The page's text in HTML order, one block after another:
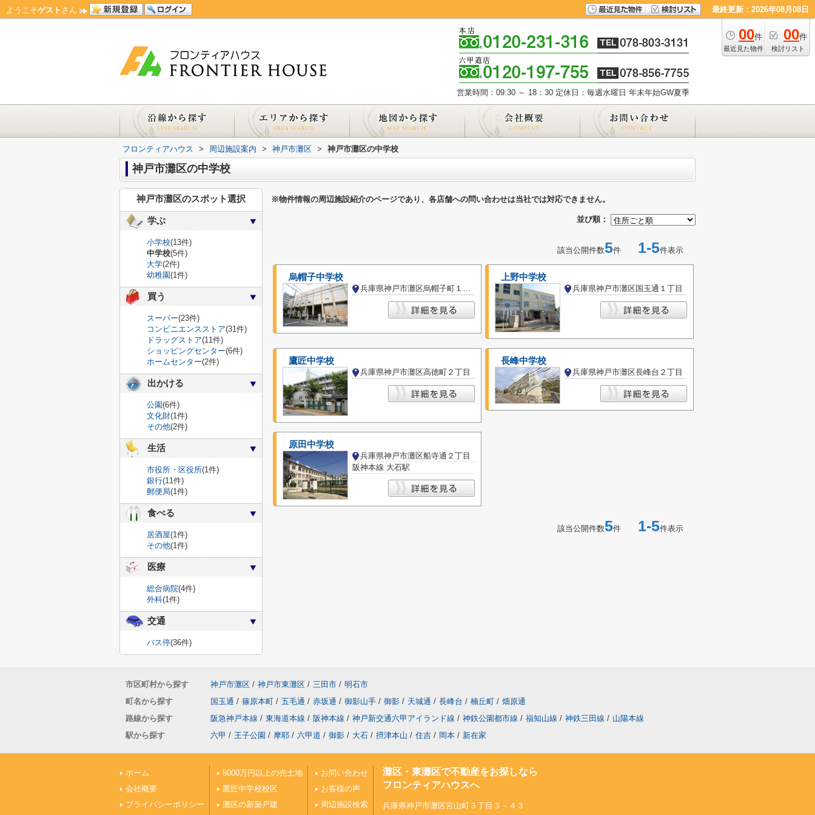
ようこそゲスト さん 最終更新：2026年08月08日
00件
最近見た物件
00件
検討リスト
営業時間：09:30 ～ 18：30 定休日：毎週水曜日 年末年始GW夏季
フロンティアハウス > 周辺施設案内 > 神戸市灘区 > 神戸市灘区の中学校
神戸市灘区の中学校
※物件情報の周辺施設紹介のページであり、各店舗への問い合わせは当社では対応できません。
並び順：
該当公開件数5件 1-5件表示
烏帽子中学校
兵庫県神戸市灘区烏帽子町１丁目
上野中学校
兵庫県神戸市灘区国玉通１丁目
鷹匠中学校
兵庫県神戸市灘区高徳町２丁目
長峰中学校
兵庫県神戸市灘区長峰台２丁目
原田中学校
兵庫県神戸市灘区船寺通２丁目
阪神本線 大石駅
該当公開件数5件 1-5件表示
神戸市灘区のスポット選択
学ぶ
小学校(13件)
中学校(5件)
大学(2件)
幼稚園(1件)
買う
スーパー(23件)
コンビニエンスストア(31件)
ドラッグストア(11件)
ショッピングセンター(6件)
ホームセンター(2件)
出かける
公園(6件)
文化財(1件)
その他(2件)
生活
市役所・区役所(1件)
銀行(11件)
郵便局(1件)
食べる
居酒屋(1件)
その他(1件)
医療
総合病院(4件)
外科(1件)
交通
バス停(36件)
市区町村から探す 神戸市灘区 / 神戸市東灘区 / 三田市 / 明石市
町名から探す
国玉通 / 篠原本町 / 五毛通 / 赤坂通 / 御影山手 / 御影 / 天城通 / 長峰台 / 楠丘町 / 畑原通
路線から探す
阪急神戸本線 / 東海道本線 / 阪神本線 / 神戸新交通六甲アイランド線 / 神鉄公園都市線 / 福知山線 / 神鉄三田線 / 山陽本線
駅から探す
六甲 / 王子公園 / 摩耶 / 六甲道 / 御影 / 大石 / 摂津本山 / 住吉 / 岡本 / 新在家
ホーム
会社概要
プライバシーポリシー
5000万円以上の売土地
鷹匠中学校校区
灘区の新築戸建
お問い合わせ
お客様の声
周辺施設検索
灘区・東灘区で不動産をお探しなら
フロンティアハウスへ
兵庫県神戸市灘区宮山町３丁目３－４３